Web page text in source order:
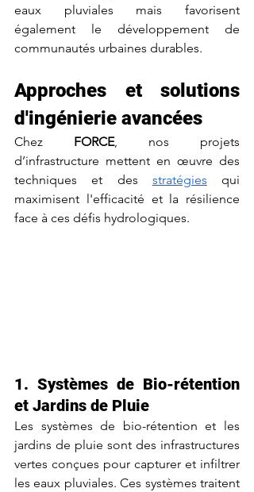
eaux pluviales mais favorisent
également le développement de
communautés urbaines durables.
Approches et solutions
d'ingénierie avancées
Chez FORCE, nos projets
d’infrastructure mettent en œuvre des
techniques et des stratégies qui
maximisent l'efficacité et la résilience
face à ces défis hydrologiques.
1. Systèmes de Bio-rétention
et Jardins de Pluie
Les systèmes de bio-rétention et les
jardins de pluie sont des infrastructures
vertes conçues pour capturer et infiltrer
les eaux pluviales. Ces systèmes traitent